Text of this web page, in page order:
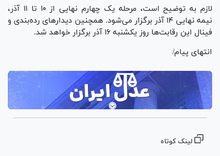
لازم به توضیح است، مرحله یک چهارم نهایی از ۱۰ تا ۱۱ آذر،
نیمه نهایی ۱۴ آذر برگزار می‌شود. همچنین دیدار‌های رده‌بندی و
فینال این رقابت‌ها روز یکشنبه ۱۶ آذر برگزار خواهد شد.
انتهای پیام/
لینک کوتاه